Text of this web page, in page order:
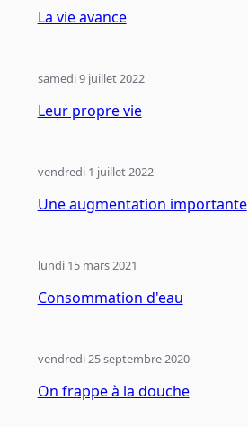
La vie avance
Leur propre vie
samedi 9 juillet 2022
Une augmentation importante
vendredi 1 juillet 2022
Consommation d'eau
lundi 15 mars 2021
On frappe à la douche
vendredi 25 septembre 2020